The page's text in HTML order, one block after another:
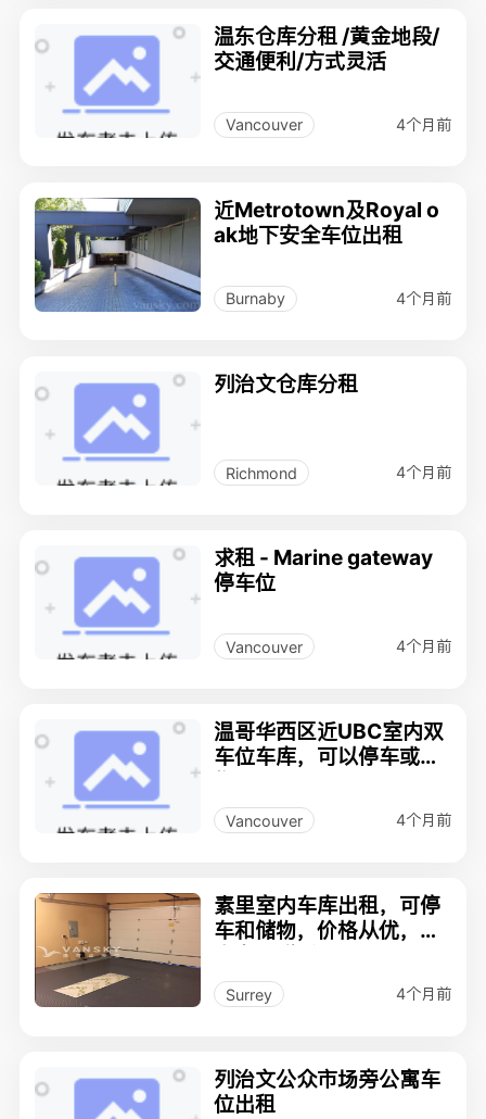
温东仓库分租 /黄金地段/
交通便利/方式灵活
Vancouver 4个月前
近Metrotown及Royal o
ak地下安全车位出租
Burnaby 4个月前
列治文仓库分租
Richmond 4个月前
求租 - Marine gateway
停车位
Vancouver 4个月前
温哥华西区近UBC室内双
车位车库，可以停车或储
Vancouver 4个月前
素里室内车库出租，可停
车和储物，价格从优，有
948
Surrey 4个月前
列治文公众市场旁公寓车
位出租